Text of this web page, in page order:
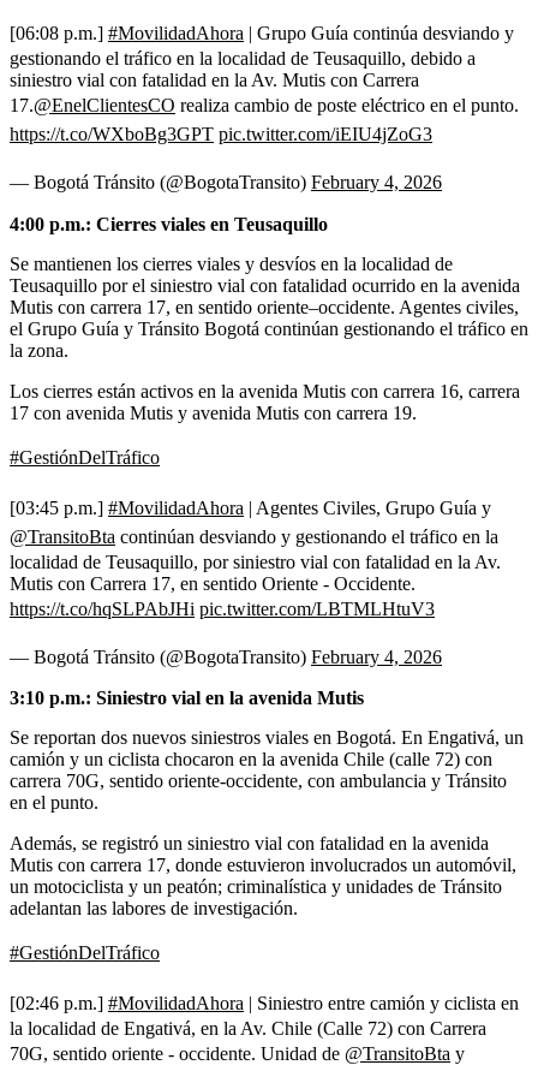
[06:08 p.m.] #MovilidadAhora | Grupo Guía continúa desviando y
gestionando el tráfico en la localidad de Teusaquillo, debido a
siniestro vial con fatalidad en la Av. Mutis con Carrera
17.@EnelClientesCO realiza cambio de poste eléctrico en el punto.
https://t.co/WXboBg3GPT pic.twitter.com/iEIU4jZoG3
— Bogotá Tránsito (@BogotaTransito) February 4, 2026
4:00 p.m.: Cierres viales en Teusaquillo
Se mantienen los cierres viales y desvíos en la localidad de
Teusaquillo por el siniestro vial con fatalidad ocurrido en la avenida
Mutis con carrera 17, en sentido oriente–occidente. Agentes civiles,
el Grupo Guía y Tránsito Bogotá continúan gestionando el tráfico en
la zona.
Los cierres están activos en la avenida Mutis con carrera 16, carrera
17 con avenida Mutis y avenida Mutis con carrera 19.
#GestiónDelTráfico
[03:45 p.m.] #MovilidadAhora | Agentes Civiles, Grupo Guía y
@TransitoBta continúan desviando y gestionando el tráfico en la
localidad de Teusaquillo, por siniestro vial con fatalidad en la Av.
Mutis con Carrera 17, en sentido Oriente - Occidente.
https://t.co/hqSLPAbJHi pic.twitter.com/LBTMLHtuV3
— Bogotá Tránsito (@BogotaTransito) February 4, 2026
3:10 p.m.: Siniestro vial en la avenida Mutis
Se reportan dos nuevos siniestros viales en Bogotá. En Engativá, un
camión y un ciclista chocaron en la avenida Chile (calle 72) con
carrera 70G, sentido oriente-occidente, con ambulancia y Tránsito
en el punto.
Además, se registró un siniestro vial con fatalidad en la avenida
Mutis con carrera 17, donde estuvieron involucrados un automóvil,
un motociclista y un peatón; criminalística y unidades de Tránsito
adelantan las labores de investigación.
#GestiónDelTráfico
[02:46 p.m.] #MovilidadAhora | Siniestro entre camión y ciclista en
la localidad de Engativá, en la Av. Chile (Calle 72) con Carrera
70G, sentido oriente - occidente. Unidad de @TransitoBta y